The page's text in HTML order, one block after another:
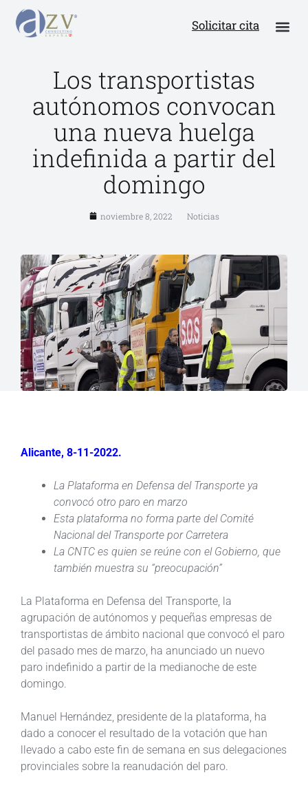
Solicitar cita
Los transportistas
autónomos convocan
una nueva huelga
indefinida a partir del
domingo
noviembre 8, 2022 Noticias
Alicante, 8-11-2022.
La Plataforma en Defensa del Transporte ya
convocó otro paro en marzo
Esta plataforma no forma parte del Comité
Nacional del Transporte por Carretera
La CNTC es quien se reúne con el Gobierno, que
también muestra su “preocupación”
La Plataforma en Defensa del Transporte, la
agrupación de autónomos y pequeñas empresas de
transportistas de ámbito nacional que convocó el paro
del pasado mes de marzo, ha anunciado un nuevo
paro indefinido a partir de la medianoche de este
domingo.
Manuel Hernández, presidente de la plataforma, ha
dado a conocer el resultado de la votación que han
llevado a cabo este fin de semana en sus delegaciones
provinciales sobre la reanudación del paro.